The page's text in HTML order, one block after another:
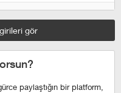
gör
paylaştığın bir platform,